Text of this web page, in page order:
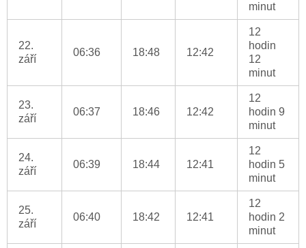
minut
22.
září
06:36 18:48 12:42
12
hodin
12
minut
23.
září
06:37 18:46 12:42
12
hodin 9
minut
24.
září
06:39 18:44 12:41
12
hodin 5
minut
25.
září
06:40 18:42 12:41
12
hodin 2
minut